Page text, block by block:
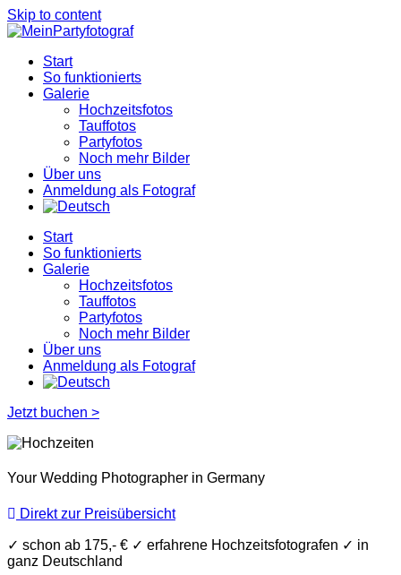
Skip to content
Start
So funktionierts
Galerie
Hochzeitsfotos
Tauffotos
Partyfotos
Noch mehr Bilder
Über uns
Anmeldung als Fotograf
Start
So funktionierts
Galerie
Hochzeitsfotos
Tauffotos
Partyfotos
Noch mehr Bilder
Über uns
Anmeldung als Fotograf
Jetzt buchen >
Your Wedding Photographer in Germany
Direkt zur Preisübersicht
✓ schon ab 175,- € ✓ erfahrene Hochzeitsfotografen ✓ in
ganz Deutschland